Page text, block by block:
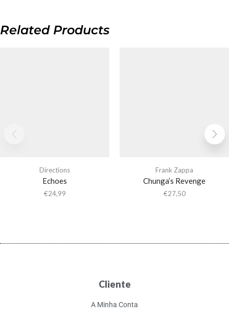
Related Products
Directions
Echoes
€24,99
Frank Zappa
Chunga’s Revenge
€27,50
Cliente
A Minha Conta